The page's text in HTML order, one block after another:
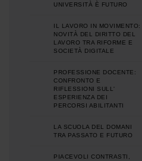
UNIVERSITÀ È FUTURO
IL LAVORO IN MOVIMENTO:
NOVITÀ DEL DIRITTO DEL
LAVORO TRA RIFORME E
SOCIETÀ DIGITALE
PROFESSIONE DOCENTE:
CONFRONTO E
RIFLESSIONI SULL'
ESPERIENZA DEI
PERCORSI ABILITANTI
LA SCUOLA DEL DOMANI
TRA PASSATO E FUTURO
PIACEVOLI CONTRASTI,